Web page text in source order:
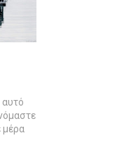
αυτό
μέρα